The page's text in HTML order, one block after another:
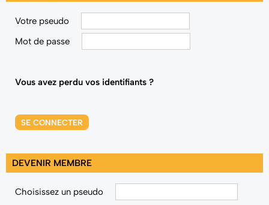
Votre pseudo
Mot de passe
Vous avez perdu vos identifiants ?
SE CONNECTER
DEVENIR MEMBRE
Choisissez un pseudo